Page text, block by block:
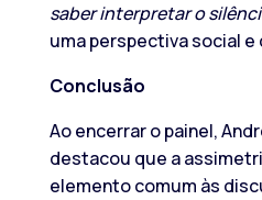
saber interpretar o
uma perspectiva social
Conclusão
Ao encerrar o painel,
destacou que a
elemento comum às